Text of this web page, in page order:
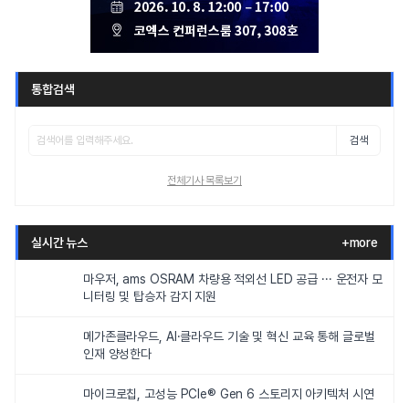
통합검색
검색
전체기사 목록보기
실시간 뉴스 +more
마우저, ams OSRAM 차량용 적외선 LED 공급 ··· 운전자 모
니터링 및 탑승자 감지 지원
메가존클라우드, AI·클라우드 기술 및 혁신 교육 통해 글로벌
인재 양성한다
마이크로칩, 고성능 PCIe® Gen 6 스토리지 아키텍처 시연